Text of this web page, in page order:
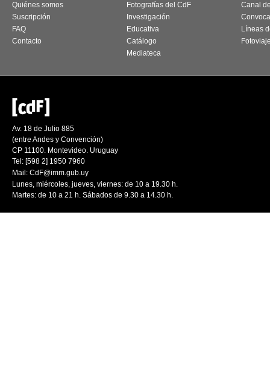
Quiénes somos
Suscripción
FAQ
Contacto
Fotografías del CdF
Investigación
Educativa
Catálogo
Mediateca
Canal
Líneas
Av. 18 de Julio 885
(entre Andes y Convención)
CP 11100. Montevideo. Uruguay
Tel: [598 2] 1950 7960
Mail: CdF@imm.gub.uy
Lunes, miércoles, jueves, viernes: de 10 a 19.30 h.
Martes: de 10 a 21 h. Sábados de 9.30 a 14.30 h.